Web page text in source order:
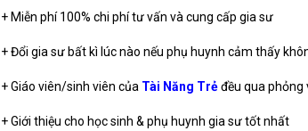
+ Miễn phí 100% chi phí tư vấn và cung cấp gia sư
+ Đổi gia sư bất kì lúc nào nếu phụ huynh cảm thấy
+ Giáo viên/sinh viên của Tài Năng Trẻđều qua phỏng
+ Giới thiệu cho học sinh & phụ huynh gia sư tốt nhất